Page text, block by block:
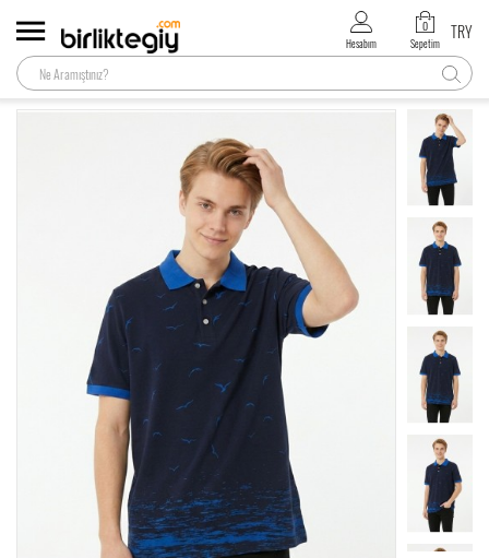
Hesabım
0
Sepetim
TRY